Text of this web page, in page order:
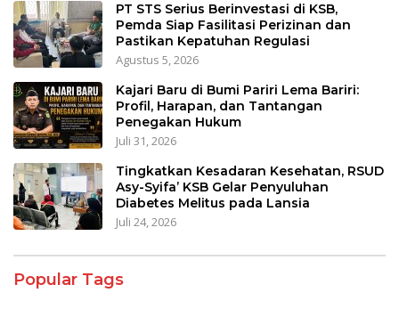
PT STS Serius Berinvestasi di KSB,
Pemda Siap Fasilitasi Perizinan dan
Pastikan Kepatuhan Regulasi
Agustus 5, 2026
Kajari Baru di Bumi Pariri Lema Bariri:
Profil, Harapan, dan Tantangan
Penegakan Hukum
Juli 31, 2026
Tingkatkan Kesadaran Kesehatan, RSUD
Asy-Syifa’ KSB Gelar Penyuluhan
Diabetes Melitus pada Lansia
Juli 24, 2026
Popular Tags